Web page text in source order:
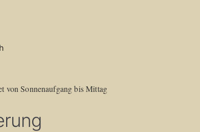
von Sonnenaufgang bis Mittag